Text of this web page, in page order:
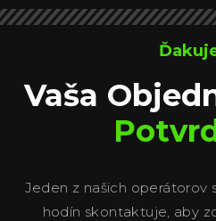
Vaša
Jeden z našich operátorov
hodín skontaktuje, aby